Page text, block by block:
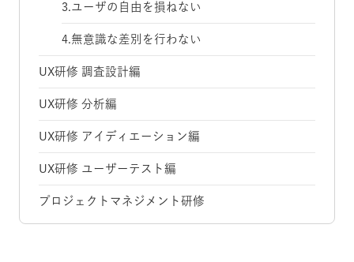
3.ユーザの自由を損ねない
4.無意識な差別を行わない
UX研修 調査設計編
UX研修 分析編
UX研修 アイディエーション編
UX研修 ユーザーテスト編
プロジェクトマネジメント研修